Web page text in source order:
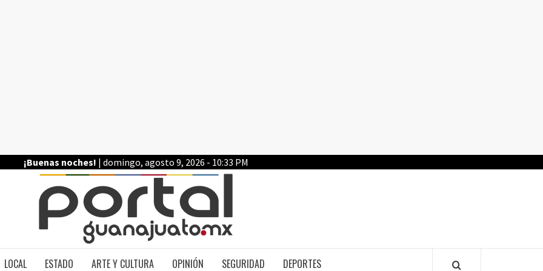
¡Buenas noches! | domingo, agosto 9, 2026 - 10:33 PM
LOCAL ESTADO ARTE Y CULTURA OPINIÓN SEGURIDAD DEPORTES